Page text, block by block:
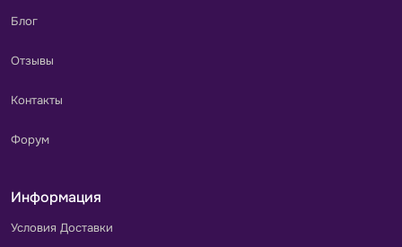
Блог
Отзывы
Контакты
Форум
Информация
Условия Доставки